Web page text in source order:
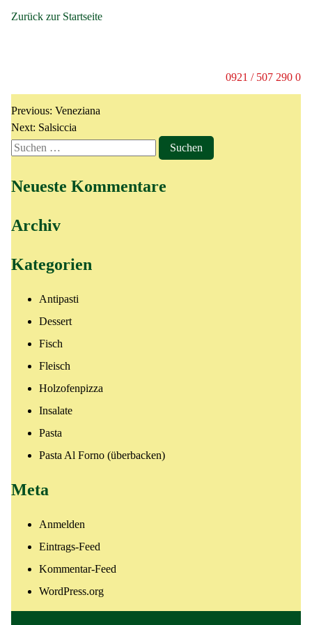
Zurück zur Startseite
0921 / 507 290 0
mit Mozzarella, Schafskäse, Gorgonzola und Parmesan
Previous: Veneziana
Next: Salsiccia
Neueste Kommentare
Archiv
Kategorien
Antipasti
Dessert
Fisch
Fleisch
Holzofenpizza
Insalate
Pasta
Pasta Al Forno (überbacken)
Meta
Anmelden
Eintrags-Feed
Kommentar-Feed
WordPress.org